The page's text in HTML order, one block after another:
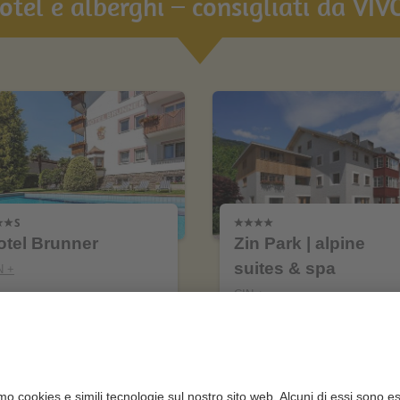
Brunner
+
Zin Park | alpine
suites & spa
CIN +